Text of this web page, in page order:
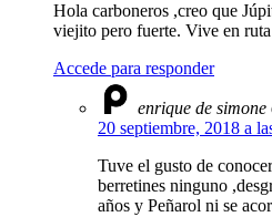
Hola carboneros ,creo que
viejito pero fuerte. Vive en
Accede para responder
enrique de simone
20 septiembre, 2018 a
Tuve el gusto de
berretines ninguno
años y Peñarol ni se